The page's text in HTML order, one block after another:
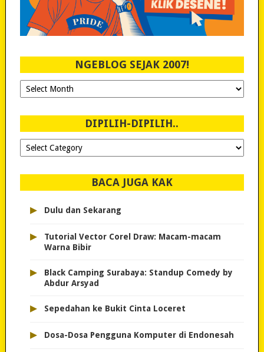
NGEBLOG SEJAK 2007!
Ngeblog
Sejak
DIPILIH-DIPILIH..
Dipilih-
dipilih..
BACA JUGA KAK
▸ Dulu dan Sekarang
▸
Tutorial Vector Corel Draw: Macam-macam
Warna Bibir
▸
Black Camping Surabaya: Standup Comedy by
Abdur Arsyad
▸ Sepedahan ke Bukit Cinta Loceret
▸ Dosa-Dosa Pengguna Komputer di Endonesah